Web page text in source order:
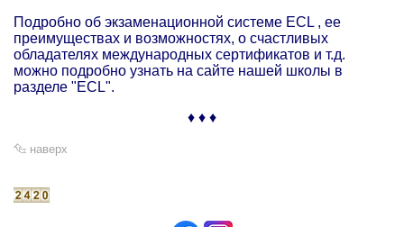
Подробно об экзаменационной системе ECL , ее
преимуществах и возможностях, о счастливых
обладателях международных сертификатов и т.д.
можно подробно узнать на сайте нашей школы в
разделе "ECL".
♦ ♦ ♦
наверх